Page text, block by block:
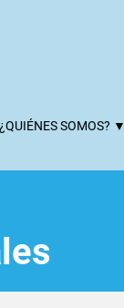
¿QUIÉNES SOMOS? ▼